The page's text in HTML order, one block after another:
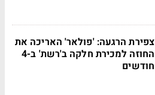
צפירת הרגעה: 'פולאר' האריכה את
החוזה למכירת חלקה ב'רשת' ב-4
חודשים